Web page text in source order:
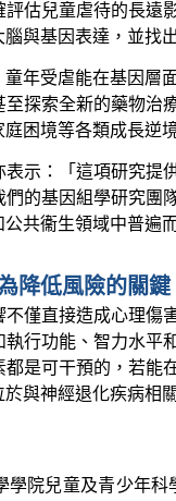
估兒童虐待的長遠
與基因表達，並找
年受虐能在基因層
探索全新的藥物治
困境等各類成長逆
表示：「這項研究
的基因組學研究團
共衞生領域中普遍
降低風險的關鍵
僅直接造成心理傷
行功能、智力水平
是可干預的，若
與神經退化疾病相
學院兒童及青少年